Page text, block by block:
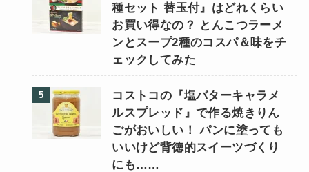
種セット 替玉付』はどれくらい
お買い得なの？ とんこつラーメ
ンとスープ2種のコスパ＆味をチ
ェックしてみた
コストコの『塩バターキャラメ
ルスプレッド』で作る焼きりん
ごがおいしい！ パンに塗っても
いいけど背徳的スイーツづくり
にも……